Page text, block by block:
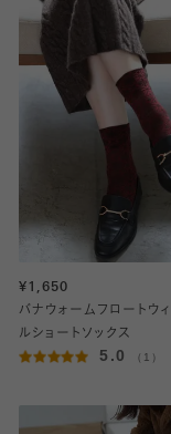
¥1,650
バナウォームフロートウィ
ルショートソックス
5.0 （1）